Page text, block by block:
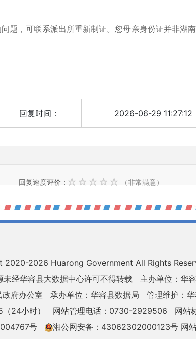
，可联系派出所重新制证。您母亲身份证并非湖
回复时间： 2026-06-29 11:27:12
回复速度评价： （非常满意）
2020-2026 Huarong Government All Rights
未经华容县大数据中心许可不得转载
主办单位：华
府办公室
承办单位：华容县数据局
管理维护：
24小时）
网站管理电话：0730-2929506
网站
号
湘公网安备：43062302000123号 网